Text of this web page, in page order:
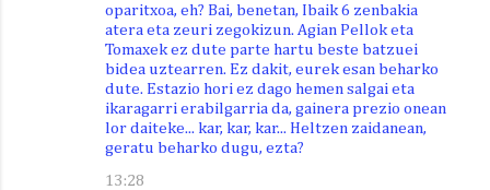
oparitxoa, eh? Bai, benetan, Ibaik 6 zenbakia
atera eta zeuri zegokizun. Agian Pellok eta
Tomaxek ez dute parte hartu beste batzuei
bidea uztearren. Ez dakit, eurek esan beharko
dute. Estazio hori ez dago hemen salgai eta
ikaragarri erabilgarria da, gainera prezio onean
lor daiteke... kar, kar, kar... Heltzen zaidanean,
geratu beharko dugu, ezta?
13:28